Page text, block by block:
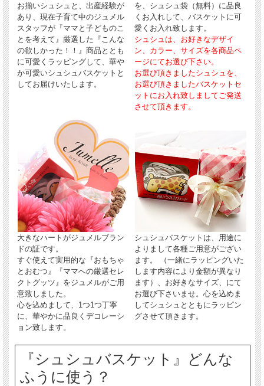
お揃いシュシュと、出産経験が
あり、現在子育て中のジュメル
スタッフが『ママと子どものこ
とを考えて』厳選した『こんな
の欲しかった！！』商品ととも
に可愛くラッピングして、華や
か可愛いシュシュバスケットと
してお届けいたします。
を、シュシュ袋（無料）に品良
くお入れして、バスケットに可
愛くお入れ致します。
シュシュは、お好きなデザイ
ン、カラー、サイズを各商品ペ
ージにてお選び下さい。
お選び頂きましたシュシュを、
お選び頂きましたバスケットセ
ットにお入れ致しましてご発送
させて頂きます。
大きなハートがジュメルブラン
ドの証です。
すぐ使えて実用的な『おもちゃ
とおむつ』『ママへの厳選セレ
クトグッツ』をジュメルがご用
意致しました。
心を込めまして、1つ1つ丁寧
に、華やかに品良くデコレーシ
ョン致します。
シュシュバスケットは、用途に
よりまして各種ご用意がござい
ます。 （一緒にラッピングいた
します内容により金額が異なり
ます）、お好きなサイズ、にて
お選び下さいませ。心を込めま
してシュシュとともにラッピン
グさせて頂きます。
『シュシュバスケット』どんな
ふうに使う？